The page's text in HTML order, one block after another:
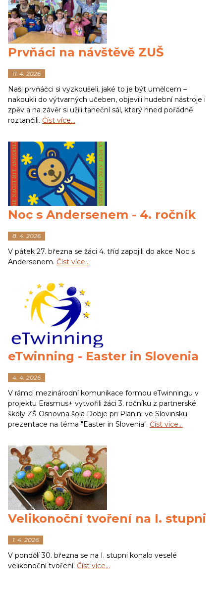
Prvňáci na návštěvě ZUŠ
11. 4. 2026
Naši prvňáčci si vyzkoušeli, jaké to je být umělcem –
nakoukli do výtvarných učeben, objevili hudební nástroje i
zpěv a na závěr si užili taneční sál, který hned pořádně
roztančili. Číst více…
Noc s Andersenem - 4. ročník
8. 4. 2026
V pátek 27. března se žáci 4. tříd zapojili do akce Noc s
Andersenem. Číst více…
eTwinning - Easter in Slovenia
4. 4. 2026
V rámci mezinárodní komunikace formou eTwinningu v
projektu Erasmus+ vytvořili žáci 3. ročníku z partnerské
školy ZŠ Osnovna šola Dobje pri Planini ve Slovinsku
prezentace na téma "Easter in Slovenia". Číst více…
Velikonoční tvoření na I. stupni
1. 4. 2026
V pondělí 30. března se na I. stupni konalo veselé
velikonoční tvoření. Číst více…